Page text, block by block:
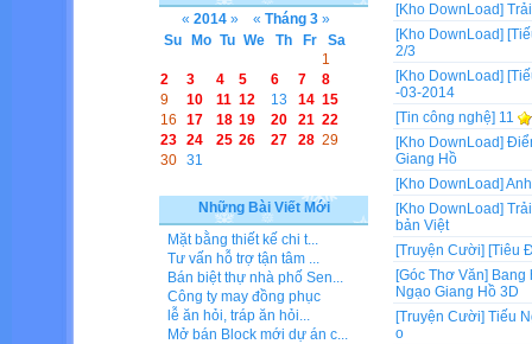
[Kho DownLoad]
[Kho DownLoad]
2/3
[Kho DownLoad]
-03-2014
[Tin công nghệ] 11
[Kho DownLoad]
Giang Hồ
[Kho DownLoad]
[Kho DownLoad]
bản Việt
[Truyện Cười] [Tiêu
[Góc Thơ Văn] Bang
Ngạo Giang Hồ 3D
[Truyện Cười] Tiếu
o
« 2014 » « Tháng 3 »
Su
Mo Tu We Th Fr
Sa
1
2
3 4 5 6 7
8
9
10 11 12 13 14 15
16
17 18 19 20 21 22
23 24 25 26 27 28 29
30 31
Những Bài Viết Mới
Mặt bằng thiết kế chi t...
Tư vấn hỗ trợ tận tâm ...
Bán biệt thự nhà phố Sen...
Công ty may đồng phục
lễ ăn hỏi, tráp ăn hỏi...
Mở bán Block mới dự án c...